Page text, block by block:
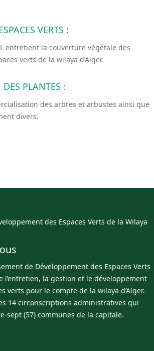
VERTS :
entretient la couverture végétale des
verts de la wilaya d’Alger.
PLANTES :
des arbres et arbustes ainsi que
divers.
des Espaces Verts de la Wilaya
de Développement des Espaces Verts
l’entretien, la gestion et le développement
verts pour le compte de la wilaya d’Alger.
14 circonscriptions administratives qui
sept (57) communes de la capitale.